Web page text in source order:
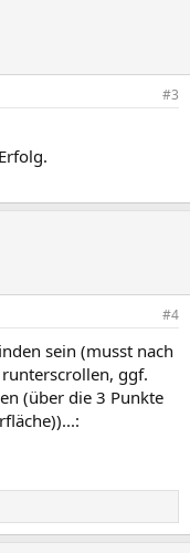
#3
#4
sein (musst nach
ggf.
(über die 3 Punkte